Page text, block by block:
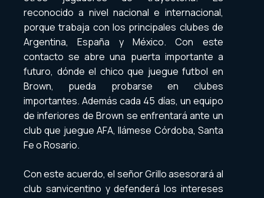
reconocido a nivel nacional e internacional,
porque trabaja con los principales clubes de
Argentina, España y México. Con este
contacto se abre una puerta importante a
futuro, dónde el chico que juegue futbol en
Brown, pueda probarse en clubes
importantes. Además cada 45 días, un equipo
de inferiores de Brown se enfrentará ante un
club que juegue AFA, llámese Córdoba, Santa
Fe o Rosario.
Con este acuerdo, el señor Grillo asesorará al
club sanvicentino y defenderá los intereses